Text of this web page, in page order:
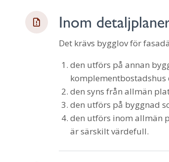
Inom
Det krävs bygglov för
den utförs på annan
komplementbostadshus
den syns från allmän
den utförs på byggnad
den utförs inom allmän
är särskilt värdefull.